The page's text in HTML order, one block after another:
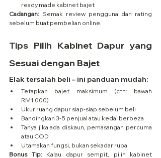
ready made kabinet bajet
Cadangan: Semak review pengguna dan rating
sebelum buat pembelian online.
Tips Pilih Kabinet Dapur yang
Sesuai dengan Bajet
Elak tersalah beli – ini panduan mudah:
Tetapkan bajet maksimum (cth: bawah
RM1,000)
Ukur ruang dapur siap-siap sebelum beli
Bandingkan 3-5 penjual atau kedai berbeza
Tanya jika ada diskaun, pemasangan percuma
atau COD
Utamakan fungsi, bukan sekadar rupa
Bonus Tip: Kalau dapur sempit, pilih kabinet